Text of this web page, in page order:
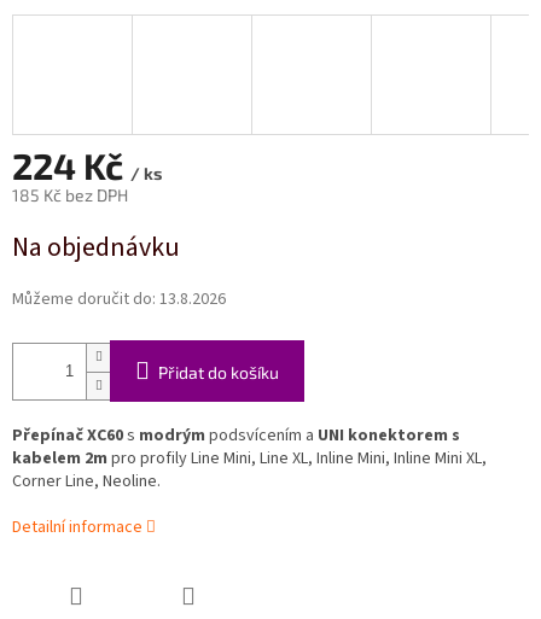
224 Kč / ks
185 Kč bez DPH
cena:
Na objednávku
Můžeme doručit do: 13.8.2026
Přidat do košíku
Přepínač XC60s modrým podsvícením a UNI konektorem s
kabelem 2m pro profily Line Mini, Line XL, Inline Mini, Inline Mini XL,
Corner Line, Neoline.
Detailní informace